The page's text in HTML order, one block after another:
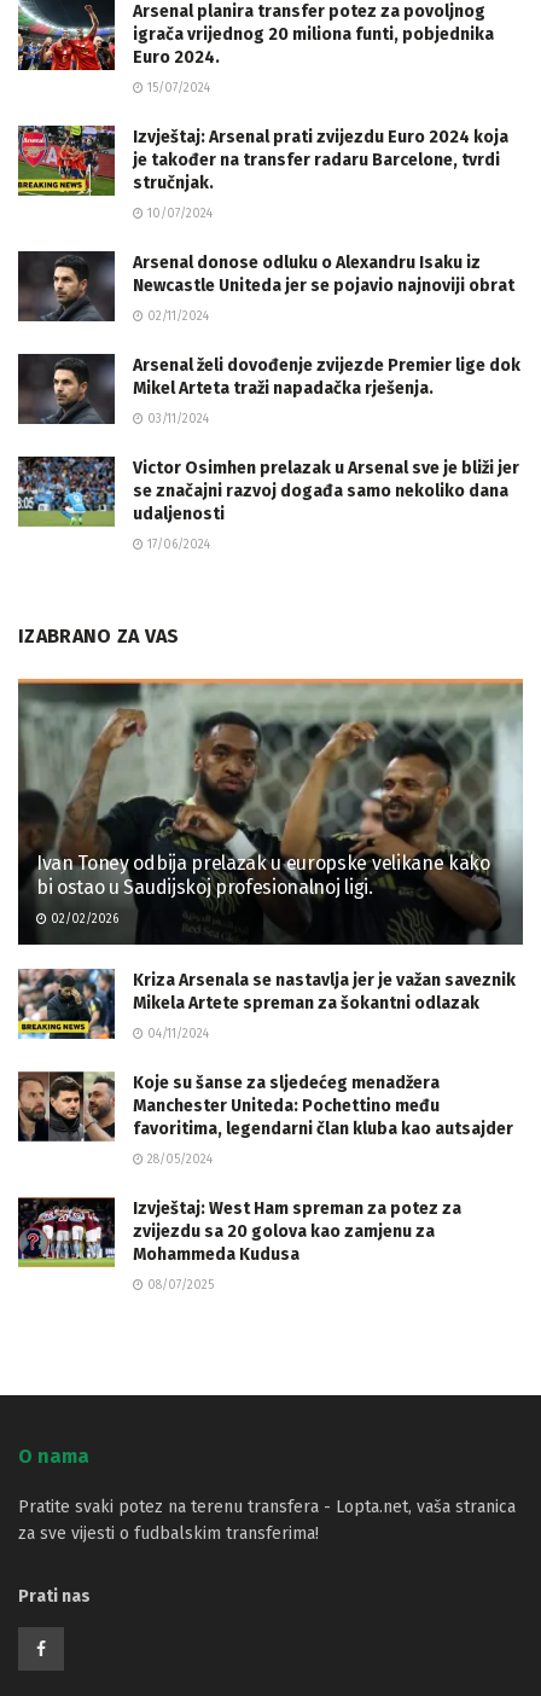
Arsenal planira transfer potez za povoljnog
igrača vrijednog 20 miliona funti, pobjednika
Euro 2024.
15/07/2024
Izvještaj: Arsenal prati zvijezdu Euro 2024 koja
je također na transfer radaru Barcelone, tvrdi
stručnjak.
10/07/2024
Arsenal donose odluku o Alexandru Isaku iz
Newcastle Uniteda jer se pojavio najnoviji obrat
02/11/2024
Arsenal želi dovođenje zvijezde Premier lige dok
Mikel Arteta traži napadačka rješenja.
03/11/2024
Victor Osimhen prelazak u Arsenal sve je bliži jer
se značajni razvoj događa samo nekoliko dana
udaljenosti
17/06/2024
IZABRANO ZA VAS
Ivan Toney odbija prelazak u europske velikane kako
bi ostao u Saudijskoj profesionalnoj ligi.
02/02/2026
Kriza Arsenala se nastavlja jer je važan saveznik
Mikela Artete spreman za šokantni odlazak
04/11/2024
Koje su šanse za sljedećeg menadžera
Manchester Uniteda: Pochettino među
favoritima, legendarni član kluba kao autsajder
28/05/2024
Izvještaj: West Ham spreman za potez za
zvijezdu sa 20 golova kao zamjenu za
Mohammeda Kudusa
08/07/2025
O nama
Pratite svaki potez na terenu transfera - Lopta.net, vaša stranica
za sve vijesti o fudbalskim transferima!
Prati nas